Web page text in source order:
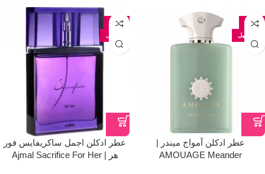
-21%
عطر ادکلن آمواج میندر |
AMOUAGE Meander
-39%
عطر ادکلن اجمل ساکریفایس فور
هر | Ajmal Sacrifice For Her